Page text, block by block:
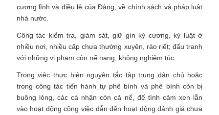
cương lĩnh và điều lệ của Đảng, về chính sách và pháp luật
nhà nước.
Công tác kiểm tra, giám sát, giữ gìn kỷ cương, kỷ luật ở
nhiều nơi, nhiều cấp chưa thường xuyên, ráo riết; đấu tranh
với những vi phạm còn nể nang, không nghiêm túc.
Trong việc thực hiện nguyên tắc tập trung dân chủ hoặc
trong công tác tiến hành tự phê bình và phê bình còn bị
buông lỏng, các cá nhân còn cả nể, để tình cảm xen lẫn
vào hoạt động công việc dẫn đến hoạt động đánh giá chưa